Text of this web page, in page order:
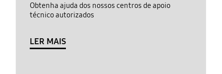
Obtenha ajuda dos nossos centros de apoio
técnico autorizados
LER MAIS